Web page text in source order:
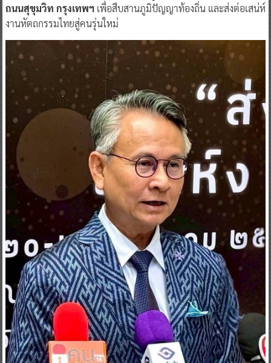
ถนนสุขุมวิท กรุงเทพฯเพื่อสืบสานภูมิปัญญาท้องถิ่น และส่งต่อเสน่ห์
งานหัตถกรรมไทยสู่คนรุ่นใหม่